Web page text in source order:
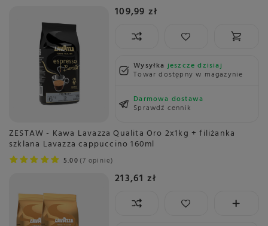
109,99 zł
Wysyłkajeszcze dzisiaj
Towar dostępny w magazynie
Darmowa dostawa
Sprawdź cennik
ZESTAW - Kawa Lavazza Qualita Oro 2x1kg + filiżanka
szklana Lavazza cappuccino 160ml
5.00 7 opinie
213,61 zł